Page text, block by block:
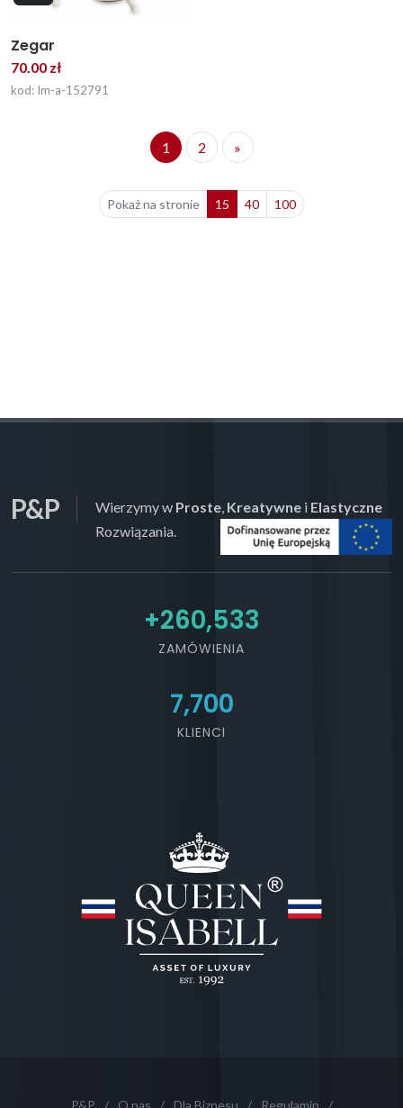
Zegar
70.00 zł
kod: Im-a-152791
1 2 »
Pokaż na stronie 15 40 100
P&P Wierzymy w Proste, Kreatywne i Elastyczne
Rozwiązania.
+300,000
ZAMÓWIENIA
7,700
KLIENCI